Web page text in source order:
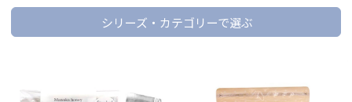
シリーズ・カテゴリーで選ぶ